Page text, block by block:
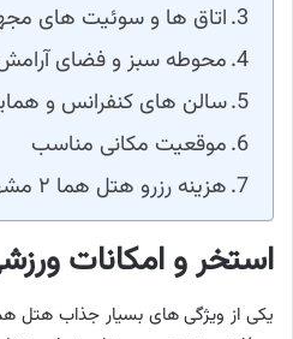
اتاق ‌ها و سوئیت‌ های
محوطه سبز و فضای
سالن ‌های کنفرانس و
موقعیت مکانی مناسب
هزینه رزرو هتل هما ۲ مشهد
استخر و امکانات